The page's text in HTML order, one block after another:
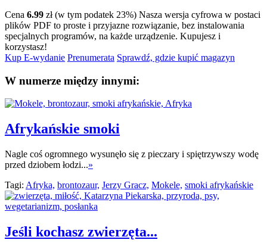
Cena 6.99 zł (w tym podatek 23%) Nasza wersja cyfrowa w postaci
plików PDF to proste i przyjazne rozwiązanie, bez instalowania
specjalnych programów, na każde urządzenie. Kupujesz i
korzystasz!
Kup E-wydanie Prenumerata Sprawdź, gdzie kupić magazyn
W numerze między innymi:
Afrykańskie smoki
Nagle coś ogromnego wysunęło się z pieczary i spiętrzywszy wodę
przed dziobem łodzi...»
Tagi: Afryka, brontozaur, Jerzy Gracz, Mokele, smoki afrykańskie
Jeśli kochasz zwierzęta...